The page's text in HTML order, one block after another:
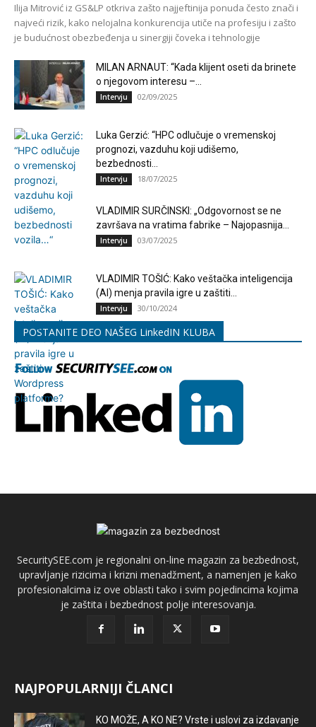
Ilija Mitrović iz GS&LP otkriva zašto najjeftinija ponuda često znači i
najveći rizik, kako nelojalna konkurencija utiče na profesiju i zašto
je budućnost obezbeđenja u sinergiji čoveka i tehnologije
MILAN ARNAUT: “Kada klijent oseti da brinete
o njegovom interesu –...
Intervju 02/09/2025
Luka Gerzić: “HPC odlučuje o vremenskoj
prognozi, vazduhu koji udišemo,
bezbednosti...
Intervju 18/07/2025
VLADIMIR SURČINSKI: „Odgovornost se ne
završava na vratima fabrike – Najopasnija...
Intervju 03/07/2025
VLADIMIR TOŠIĆ: Kako veštačka inteligencija
(AI) menja pravila igre u zaštiti...
Intervju 30/10/2024
POSTANITE DEO NAŠEG LinkedIN KLUBA
SecuritySEE.com je regionalni on-line magazin za bezbednost,
upravljanje rizicima i krizni menadžment, a namenjen je kako
profesionalcima iz ove oblasti tako i svim pojedincima kojima
je zaštita i bezbednost polje interesovanja.
NAJPOPULARNIJI ČLANCI
KO MOŽE, A KO NE? Vrste i uslovi za izdavanje